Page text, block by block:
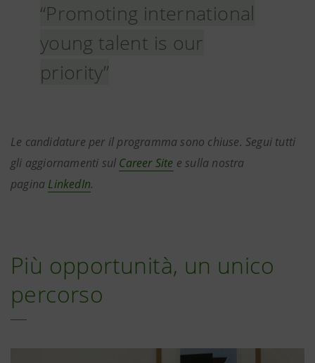
“Promoting international
young talent is our
priority”
Le candidature per il programma sono chiuse. Segui tutti
gli aggiornamenti sul Career Site e sulla nostra
pagina LinkedIn.
Più opportunità, un unico
percorso